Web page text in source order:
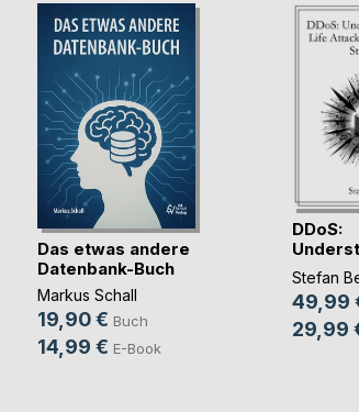
Das etwas andere
Datenbank-Buch
Markus Schall
19,90 € Buch
14,99 € E-Book
DDoS:
Life
Stefan
49,99
29,99